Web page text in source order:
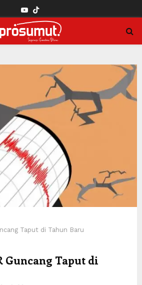
YOUTUBE
Taput di Tahun Baru
Guncang Taput di